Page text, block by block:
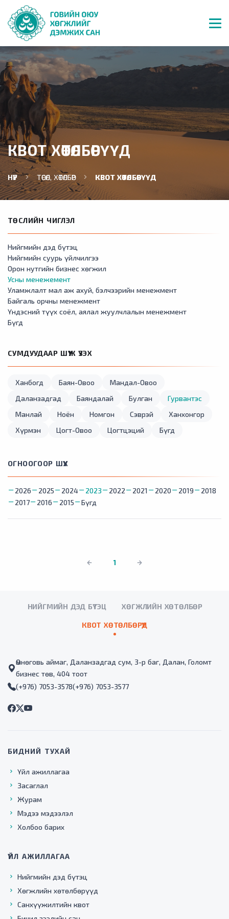
КВОТ ХӨТӨЛБӨРҮҮД
НҮҮР ТӨСӨЛ, ХӨТӨЛБӨР КВОТ ХӨТӨЛБӨРҮҮД
ТӨСЛИЙН ЧИГЛЭЛ
Нийгмийн дэд бүтэц
Нийгмийн суурь үйлчилгээ
Орон нутгийн бизнес хөгжил
Усны менежемент
Уламжлалт мал аж ахуй, бэлчээрийн менежмент
Байгаль орчны менежмент
Үндэсний түүх соёл, аялал жуулчлалын менежмент
Бүгд
СУМДУУДААР ШҮҮЖ ҮЗЭХ
Ханбогд Баян-Овоо
Мандал-Овоо
Даланзадгад
Баяндалай Булган
Гурвантэс
Манлай
Ноён Номгон Сэврэй
Ханхонгор
Хүрмэн
Цогт-Овоо Цогтцэций Бүгд
ОГНООГООР ШҮҮХ
2026 2025 2024 2023 2022 2021 2020 2019
2018
2017
2016 2015 Бүгд
1
НИЙГМИЙН ДЭД БҮТЭЦ ХӨГЖЛИЙН ХӨТӨЛБӨР
КВОТ ХӨТӨЛБӨРҮҮД
Өмнөговь аймаг, Даланзадгад сум, 3-р баг, Далан, Голомт
бизнес төв, 404 тоот
(+976) 7053-3578(+976) 7053-3577
БИДНИЙ ТУХАЙ
Үйл ажиллагаа
Засаглал
Журам
Мэдээ мэдээлэл
Холбоо барих
ҮЙЛ АЖИЛЛАГАА
Нийгмийн дэд бүтэц
Хөгжлийн хөтөлбөрүүд
Санхүүжилтийн квот